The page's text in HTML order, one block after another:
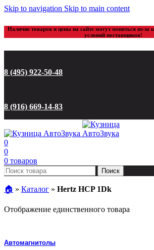
Skip to navigation Skip to main content
Наличие товаров и цены на сайте могут меняться из-за
условий поставщиков!
8 (495) 922-50-48
8 (916) 669-14-83
0
0
0 товаров
Поиск
🏠︎ » Каталог » Hertz HCP 1Dk
Отображение единственного товара
Автомагнитолы